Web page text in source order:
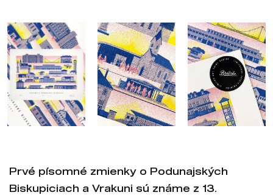
Prvé písomné zmienky o Podunajských
Biskupiciach a Vrakuni sú známe z 13.